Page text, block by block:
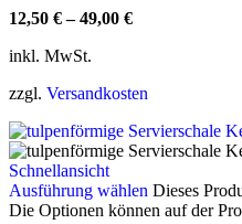
12,50 €–49,00 €
inkl. MwSt.
zzgl. Versandkosten
Schnellansicht
Ausführung wählen Dieses
Die Optionen können auf der